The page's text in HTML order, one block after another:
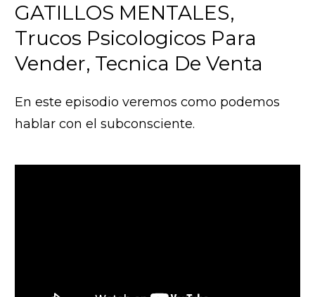
GATILLOS MENTALES,
Trucos Psicologicos Para
Vender, Tecnica De Venta
En este episodio veremos como podemos
hablar con el subconsciente.